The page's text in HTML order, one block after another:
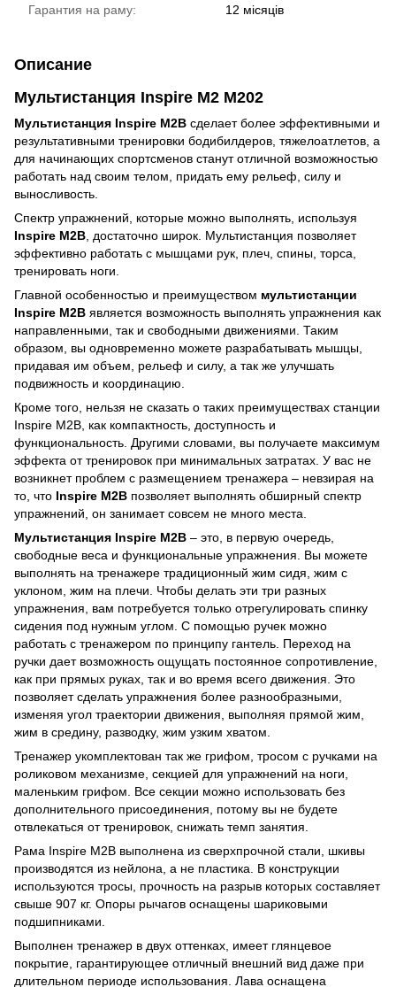
Гарантия на раму: 12 місяців
Описание
Мультистанция Inspire M2 M202
Мультистанция Inspire M2B сделает более эффективными и
результативными тренировки бодибилдеров, тяжелоатлетов, а
для начинающих спортсменов станут отличной возможностью
работать над своим телом, придать ему рельеф, силу и
выносливость.
Спектр упражнений, которые можно выполнять, используя
Inspire M2B, достаточно широк. Мультистанция позволяет
эффективно работать с мышцами рук, плеч, спины, торса,
тренировать ноги.
Главной особенностью и преимуществом мультистанции
Inspire M2B является возможность выполнять упражнения как
направленными, так и свободными движениями. Таким
образом, вы одновременно можете разрабатывать мышцы,
придавая им объем, рельеф и силу, а так же улучшать
подвижность и координацию.
Кроме того, нельзя не сказать о таких преимуществах станции
Inspire M2B, как компактность, доступность и
функциональность. Другими словами, вы получаете максимум
эффекта от тренировок при минимальных затратах. У вас не
возникнет проблем с размещением тренажера – невзирая на
то, что Inspire M2B позволяет выполнять обширный спектр
упражнений, он занимает совсем не много места.
Мультистанция Inspire M2B – это, в первую очередь,
свободные веса и функциональные упражнения. Вы можете
выполнять на тренажере традиционный жим сидя, жим с
уклоном, жим на плечи. Чтобы делать эти три разных
упражнения, вам потребуется только отрегулировать спинку
сидения под нужным углом. С помощью ручек можно
работать с тренажером по принципу гантель. Переход на
ручки дает возможность ощущать постоянное сопротивление,
как при прямых руках, так и во время всего движения. Это
позволяет сделать упражнения более разнообразными,
изменяя угол траектории движения, выполняя прямой жим,
жим в средину, разводку, жим узким хватом.
Тренажер укомплектован так же грифом, тросом с ручками на
роликовом механизме, секцией для упражнений на ноги,
маленьким грифом. Все секции можно использовать без
дополнительного присоединения, потому вы не будете
отвлекаться от тренировок, снижать темп занятия.
Рама Inspire M2B выполнена из сверхпрочной стали, шкивы
производятся из нейлона, а не пластика. В конструкции
используются тросы, прочность на разрыв которых составляет
свыше 907 кг. Опоры рычагов оснащены шариковыми
подшипниками.
Выполнен тренажер в двух оттенках, имеет глянцевое
покрытие, гарантирующее отличный внешний вид даже при
длительном периоде использования. Лава оснащена